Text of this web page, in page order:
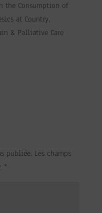
the Consumption of
at Country,
& Palliative Care
publiée. Les champs
*